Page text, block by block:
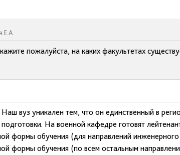
Е.А.
пожалуйста, на каких факультетах
Наш вуз уникален тем, что он единственный в
На военной кафедре готовят
формы обучения (для направлений
формы обучения (по всем остальным